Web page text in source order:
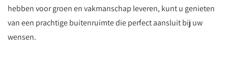
hebben voor groen en vakmanschap leveren, kunt u genieten
van een prachtige buitenruimte die perfect aansluit bij uw
wensen.